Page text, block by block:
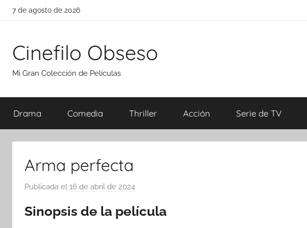
Saltar
7 de agosto de 2026
Cinefilo Obseso
Mi Gran Colección de Películas
Drama Comedia Thriller Acción Serie de TV
Arma perfecta
Publicada el 16 de abril de 2024
r
Sinopsis de la película